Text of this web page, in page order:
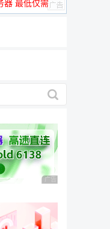
器 最低仅需
广告 商业广告，理性